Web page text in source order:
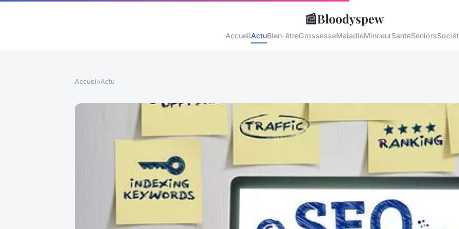
📰Bloodyspew
AccueilActuBien-êtreGrossesseMaladieMinceurSantéSeniors
Accueil›Actu